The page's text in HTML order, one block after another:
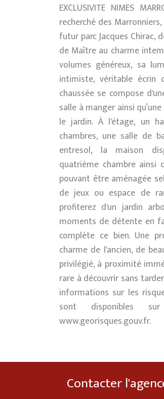
EXCLUSIVITE NIMES
recherché des
futur parc Jacques Chirac,
de Maître au charme
volumes généreux, sa
intimiste, véritable écrin
chaussée se compose
salle à manger ainsi
le jardin. À l'étage, un
chambres, une salle de
entresol, la maison
quatrième chambre ainsi
pouvant être aménagée
de jeux ou espace de
profiterez d'un jardin
moments de détente en
complète ce bien. Une
charme de l'ancien, de
privilégié, à proximité
rare à découvrir sans
informations sur les
sont disponibles
www.georisques.gouv.fr.
Contacter